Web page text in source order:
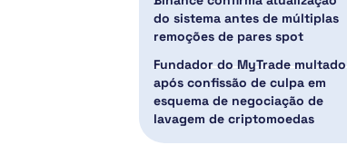
do sistema antes de múltiplas
remoções de pares spot
Fundador do MyTrade multado
após confissão de culpa em
esquema de negociação de
lavagem de criptomoedas